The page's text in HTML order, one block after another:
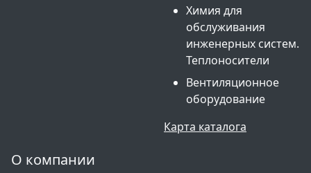
Химия для
обслуживания
инженерных систем.
Теплоносители
Вентиляционное
оборудование
Карта каталога
О компании